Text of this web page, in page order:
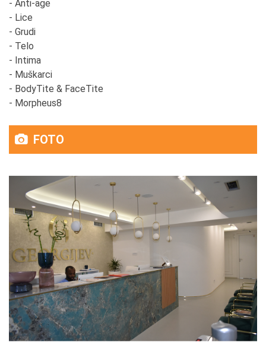
- Anti-age
- Lice
- Grudi
- Telo
- Intima
- Muškarci
- BodyTite & FaceTite
- Morpheus8
FOTO